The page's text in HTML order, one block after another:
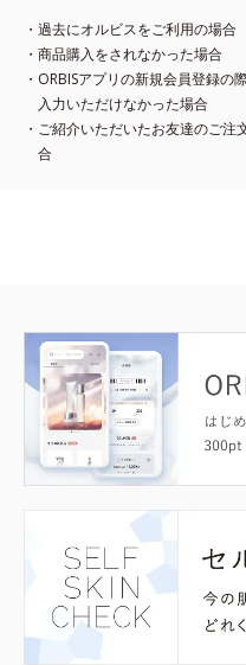
・過去にオルビスをご利用の場合
・商品購入をされなかった場合
・ORBISアプリの新規会員登録
入力いただけなかった場合
・ご紹介いただいたお友達のご
合